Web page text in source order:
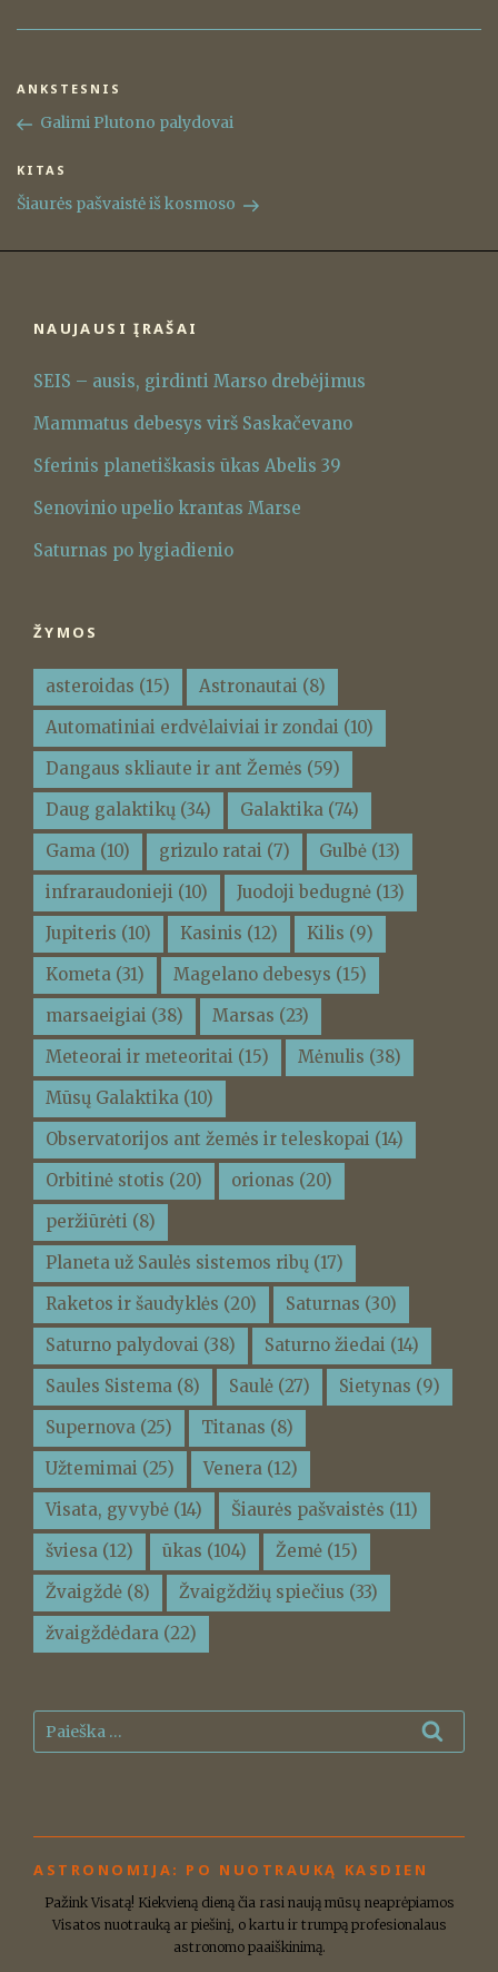
Navigacija
tarp
Ankstesnis
įrašas
ANKSTESNIS
Galimi Plutono palydovai
Kitas
įrašas
KITAS
Šiaurės pašvaistė iš kosmoso
NAUJAUSI ĮRAŠAI
SEIS – ausis, girdinti Marso drebėjimus
Mammatus debesys virš Saskačevano
Sferinis planetiškasis ūkas Abelis 39
Senovinio upelio krantas Marse
Saturnas po lygiadienio
ŽYMOS
asteroidas (15) Astronautai (8)
Automatiniai erdvėlaiviai ir zondai (10)
Dangaus skliaute ir ant Žemės (59)
Daug galaktikų (34) Galaktika (74)
Gama (10) grizulo ratai (7) Gulbė (13)
infraraudonieji (10) Juodoji bedugnė (13)
Jupiteris (10) Kasinis (12) Kilis (9)
Kometa (31) Magelano debesys (15)
marsaeigiai (38) Marsas (23)
Meteorai ir meteoritai (15) Mėnulis (38)
Mūsų Galaktika (10)
Observatorijos ant žemės ir teleskopai (14)
Orbitinė stotis (20) orionas (20)
peržiūrėti (8)
Planeta už Saulės sistemos ribų (17)
Raketos ir šaudyklės (20) Saturnas (30)
Saturno palydovai (38) Saturno žiedai (14)
Saules Sistema (8) Saulė (27) Sietynas (9)
Supernova (25) Titanas (8)
Užtemimai (25) Venera (12)
Visata, gyvybė (14) Šiaurės pašvaistės (11)
šviesa (12) ūkas (104) Žemė (15)
Žvaigždė (8) Žvaigždžių spiečius (33)
žvaigždėdara (22)
Ieškoti:
ASTRONOMIJA: PO NUOTRAUKĄ KASDIEN
Pažink Visatą! Kiekvieną dieną čia rasi naują mūsų neaprėpiamos
Visatos nuotrauką ar piešinį, o kartu ir trumpą profesionalaus
astronomo paaiškinimą.